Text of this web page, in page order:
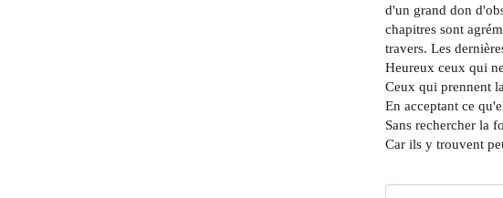
d'un grand don
chapitres sont
travers. Les
Heureux ceux qui
Ceux qui prennent
En acceptant ce
Sans rechercher la
Car ils y trouvent